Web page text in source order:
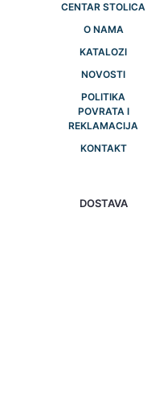
CENTAR STOLICA
O NAMA
KATALOZI
NOVOSTI
POLITIKA
POVRATA I
REKLAMACIJA
KONTAKT
DOSTAVA